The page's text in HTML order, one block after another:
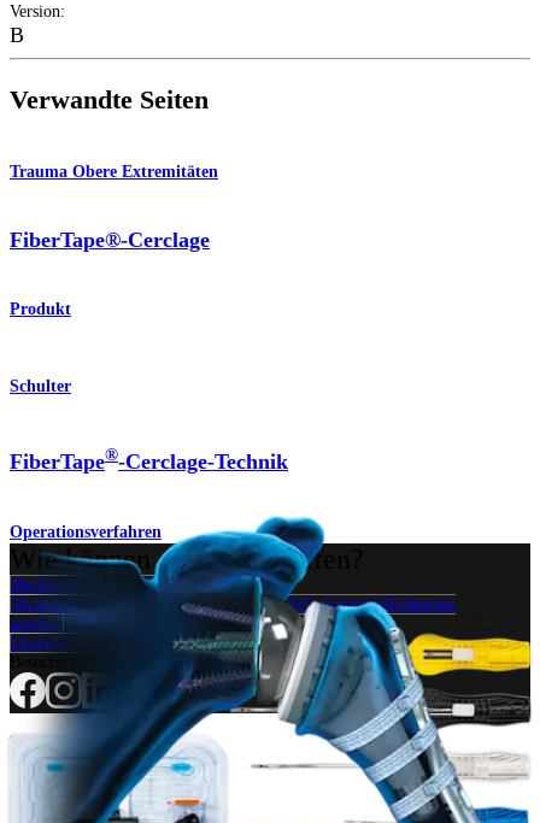
Version:
B
Verwandte Seiten
Trauma Obere Extremitäten
FiberTape®-Cerclage
Produkt
Schulter
FiberTape®-Cerclage-Technik
Operationsverfahren
Wie können wir Ihnen helfen?
Medizinproduktberater:in kontaktieren
Veranstaltungen, Lab-Vorführungen und Schulungsmöglichkeiten
ansehen
Unseren Newsletter abonnieren
Operationsverfahren